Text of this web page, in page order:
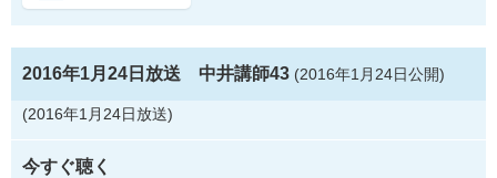
2016年1月24日放送 中井講師43 (2016年1月24日公開)
(2016年1月24日放送)
今すぐ聴く